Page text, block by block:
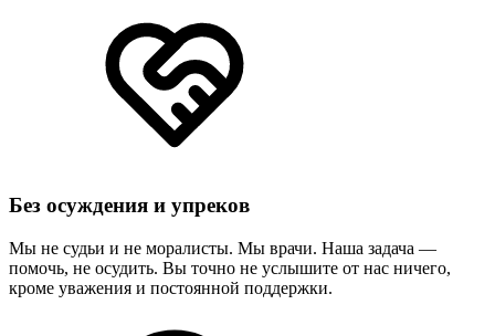
Без осуждения и упреков
Мы не судьи и не моралисты. Мы врачи. Наша задача —
помочь, не осудить. Вы точно не услышите от нас ничего,
кроме уважения и постоянной поддержки.